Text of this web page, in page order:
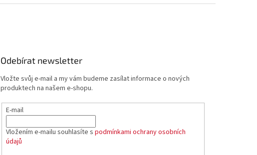
Odebírat newsletter
Vložte svůj e-mail a my vám budeme zasílat informace o nových
produktech na našem e-shopu.
E-mail
Vložením e-mailu souhlasíte spodmínkami ochrany osobních
údajů